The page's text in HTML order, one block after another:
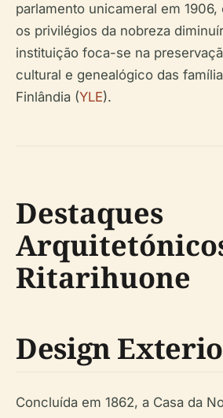
parlamento unicameral em
os privilégios da nobreza
instituição foca-se na
cultural e genealógico das
Finlândia (YLE).
Destaques
Ritarihuone
Design
Concluída em 1862, a Casa da